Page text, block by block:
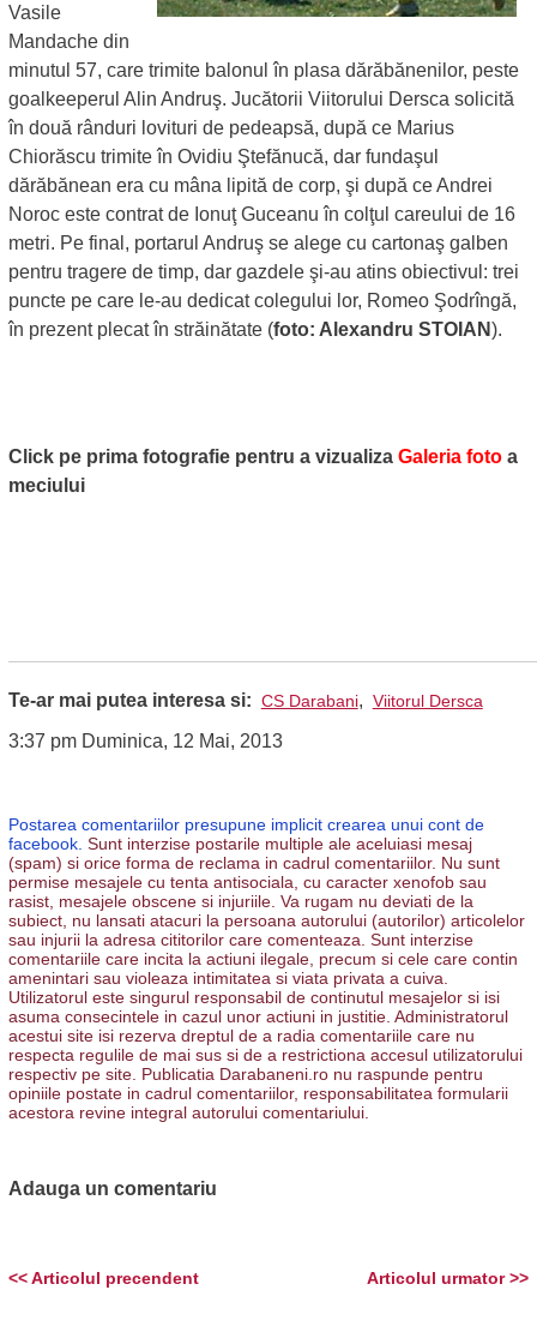
Vasile
Mandache din
minutul 57, care trimite balonul în plasa dărăbănenilor, peste
goalkeeperul Alin Andruş. Jucătorii Viitorului Dersca solicită
în două rânduri lovituri de pedeapsă, după ce Marius
Chiorăscu trimite în Ovidiu Ştefănucă, dar fundaşul
dărăbănean era cu mâna lipită de corp, şi după ce Andrei
Noroc este contrat de Ionuţ Guceanu în colţul careului de 16
metri. Pe final, portarul Andruş se alege cu cartonaş galben
pentru tragere de timp, dar gazdele şi-au atins obiectivul: trei
puncte pe care le-au dedicat colegului lor, Romeo Şodrîngă,
în prezent plecat în străinătate (foto: Alexandru STOIAN).
Click pe prima fotografie pentru a vizualiza Galeria fotoa
meciului
Te-ar mai putea interesa si: CS Darabani, Viitorul Dersca
3:37 pm Duminica, 12 Mai, 2013
Postarea comentariilor presupune implicit crearea unui cont de
facebook. Sunt interzise postarile multiple ale aceluiasi mesaj
(spam) si orice forma de reclama in cadrul comentariilor. Nu sunt
permise mesajele cu tenta antisociala, cu caracter xenofob sau
rasist, mesajele obscene si injuriile. Va rugam nu deviati de la
subiect, nu lansati atacuri la persoana autorului (autorilor) articolelor
sau injurii la adresa cititorilor care comenteaza. Sunt interzise
comentariile care incita la actiuni ilegale, precum si cele care contin
amenintari sau violeaza intimitatea si viata privata a cuiva.
Utilizatorul este singurul responsabil de continutul mesajelor si isi
asuma consecintele in cazul unor actiuni in justitie. Administratorul
acestui site isi rezerva dreptul de a radia comentariile care nu
respecta regulile de mai sus si de a restrictiona accesul utilizatorului
respectiv pe site. Publicatia Darabaneni.ro nu raspunde pentru
opiniile postate in cadrul comentariilor, responsabilitatea formularii
acestora revine integral autorului comentariului.
Adauga un comentariu
Articolul urmator >>
<< Articolul precendent